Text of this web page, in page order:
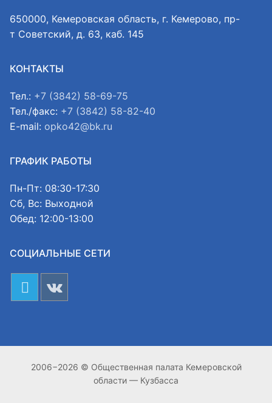
650000, Кемеровская область, г. Кемерово, пр-
т Советский, д. 63, каб. 145
КОНТАКТЫ
Тел.: +7 (3842) 58-69-75
Тел./факс: +7 (3842) 58-82-40
E-mail: opko42@bk.ru
ГРАФИК РАБОТЫ
Пн-Пт: 08:30-17:30
Сб, Вс: Выходной
Обед: 12:00-13:00
СОЦИАЛЬНЫЕ СЕТИ
2006−2026 © Общественная палата Кемеровской
области — Кузбасса